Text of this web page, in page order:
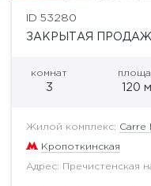
ID 53280
ЗАКРЫТАЯ ПРОДАЖА
комнат
3 120
Жилой комплекс: Carre
Кропоткинская
Адрес: Пречистенская